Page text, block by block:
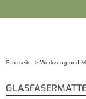
Startseite Werkzeug und